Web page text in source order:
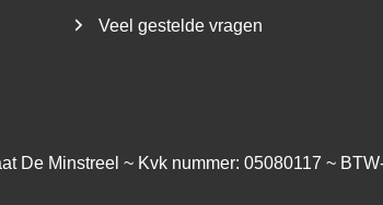
Veel gestelde vragen
De Minstreel ~ Kvk nummer: 05080117 ~